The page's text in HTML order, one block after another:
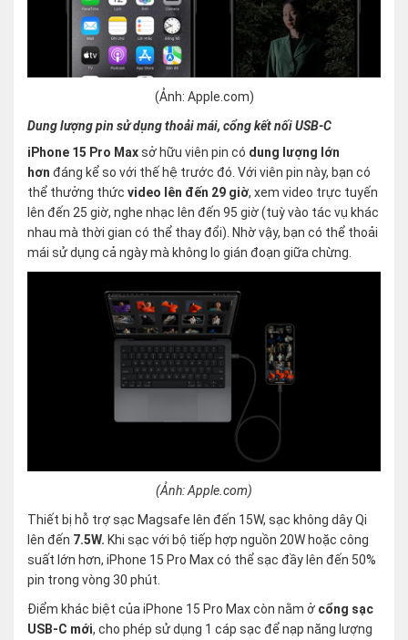
(Ảnh: Apple.com)
Dung lượng pin sử dụng thoải mái, cổng kết nối USB-C
iPhone 15 Pro Maxsở hữu viên pin có dung lượng lớn
hơn đáng kể so với thế hệ trước đó. Với viên pin này, bạn có
thể thưởng thức video lên đến 29 giờ, xem video trực tuyến
lên đến 25 giờ, nghe nhạc lên đến 95 giờ (tuỳ vào tác vụ khác
nhau mà thời gian có thể thay đổi). Nhờ vậy, bạn có thể thoải
mái sử dụng cả ngày mà không lo gián đoạn giữa chừng.
(Ảnh: Apple.com)
Thiết bị hỗ trợ sạc Magsafe lên đến 15W, sạc không dây Qi
lên đến 7.5W. Khi sạc với bộ tiếp hợp nguồn 20W hoặc công
suất lớn hơn, iPhone 15 Pro Max có thể sạc đầy lên đến 50%
pin trong vòng 30 phút.
Điểm khác biệt của iPhone 15 Pro Max còn nằm ở cổng sạc
USB-C mới, cho phép sử dụng 1 cáp sạc để nạp năng lượng